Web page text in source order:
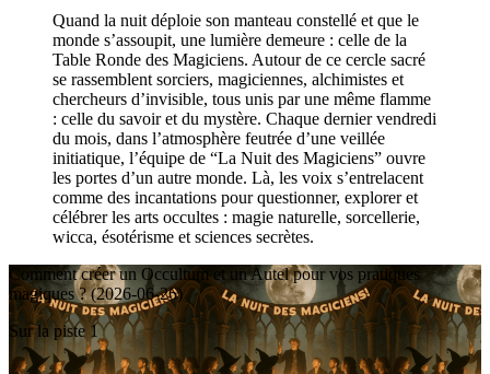
Quand la nuit déploie son manteau constellé et que le
monde s’assoupit, une lumière demeure : celle de la
Table Ronde des Magiciens. Autour de ce cercle sacré
se rassemblent sorciers, magiciennes, alchimistes et
chercheurs d’invisible, tous unis par une même flamme
: celle du savoir et du mystère. Chaque dernier vendredi
du mois, dans l’atmosphère feutrée d’une veillée
initiatique, l’équipe de “La Nuit des Magiciens” ouvre
les portes d’un autre monde. Là, les voix s’entrelacent
comme des incantations pour questionner, explorer et
célébrer les arts occultes : magie naturelle, sorcellerie,
wicca, ésotérisme et sciences secrètes.
Comment créer un Occultum et un Autel pour vos pratiques
magiques ? (2026-06-26)
Sur la piste 1